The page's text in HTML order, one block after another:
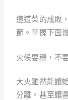
這道菜的成敗
節。掌握下面
火候要穩，不
大火雖然能讓
分離，甚至讓